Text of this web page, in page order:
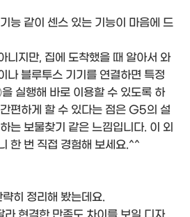
능 같이 센스 있는 기능이 마음에 드
니지만, 집에 도착했을 때 알아서 와
나 블루투스 기기를 연결하면 특정
을 실행해 바로 이용할 수 있도록 하
편하게 할 수 있다는 점은 G5의 설
는 보물찾기 같은 느낌입니다. 이 외
한 번 직접 경험해 보세요.^^
히 정리해 봤는데요.